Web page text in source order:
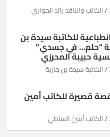
الكاتب والناقد رائد الحواري
للكاتبة سيدة بن
“حلم… في جسدي”
حبيبة المحرزي
الكاتبة سيدة بن جازية
قصيرة للكاتب أمين
الكاتب أمين الساطي